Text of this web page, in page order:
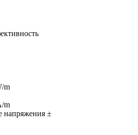
m
m
напряжения ±